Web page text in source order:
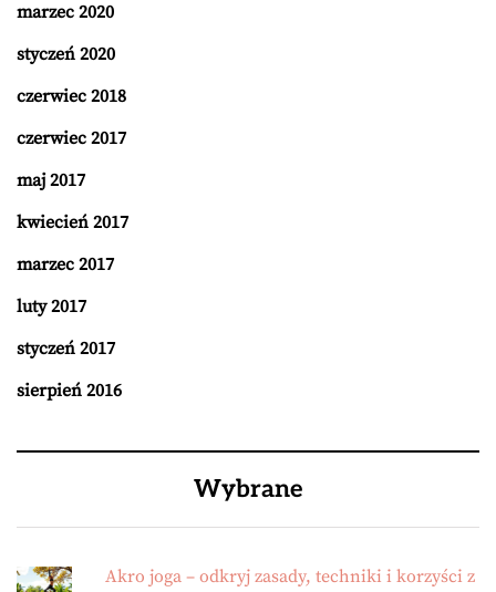
marzec 2020
styczeń 2020
czerwiec 2018
czerwiec 2017
maj 2017
kwiecień 2017
marzec 2017
luty 2017
styczeń 2017
sierpień 2016
Wybrane
Akro joga – odkryj zasady, techniki i korzyści z